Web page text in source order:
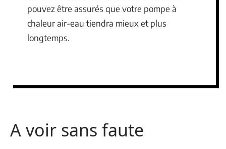
pouvez être assurés que votre pompe à
chaleur air-eau tiendra mieux et plus
longtemps.
A voir sans faute